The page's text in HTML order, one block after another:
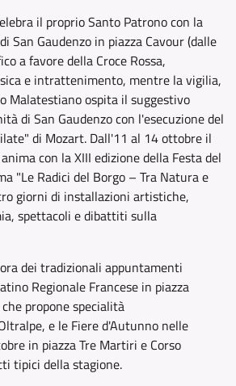
il proprio Santo Patrono con la
San Gaudenzo in piazza Cavour (dalle
a favore della Croce Rossa,
e intrattenimento, mentre la vigilia,
Malatestiano ospita il suggestivo
di San Gaudenzo con l'esecuzione del
di Mozart. Dall'11 al 14 ottobre il
con la XIII edizione della Festa del
"Le Radici del Borgo – Tra Natura e
giorni di installazioni artistiche,
spettacoli e dibattiti sulla
dei tradizionali appuntamenti
Regionale Francese in piazza
propone specialità
e le Fiere d'Autunno nelle
in piazza Tre Martiri e Corso
tipici della stagione.